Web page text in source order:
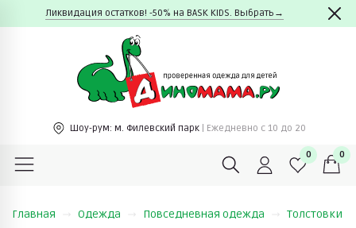
Ликвидация остатков! -50% на BASK KIDS. Выбрать→
Шоу-рум: м. Филевский парк | Ежедневно c 10 до 20
0 0
Главная Одежда Повседневная одежда Толстовки